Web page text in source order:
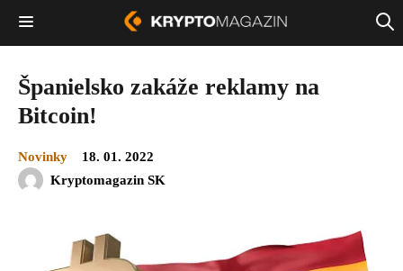
Španielsko zakáže reklamy na
Bitcoin!
Novinky
18. 01. 2022
Kryptomagazin SK